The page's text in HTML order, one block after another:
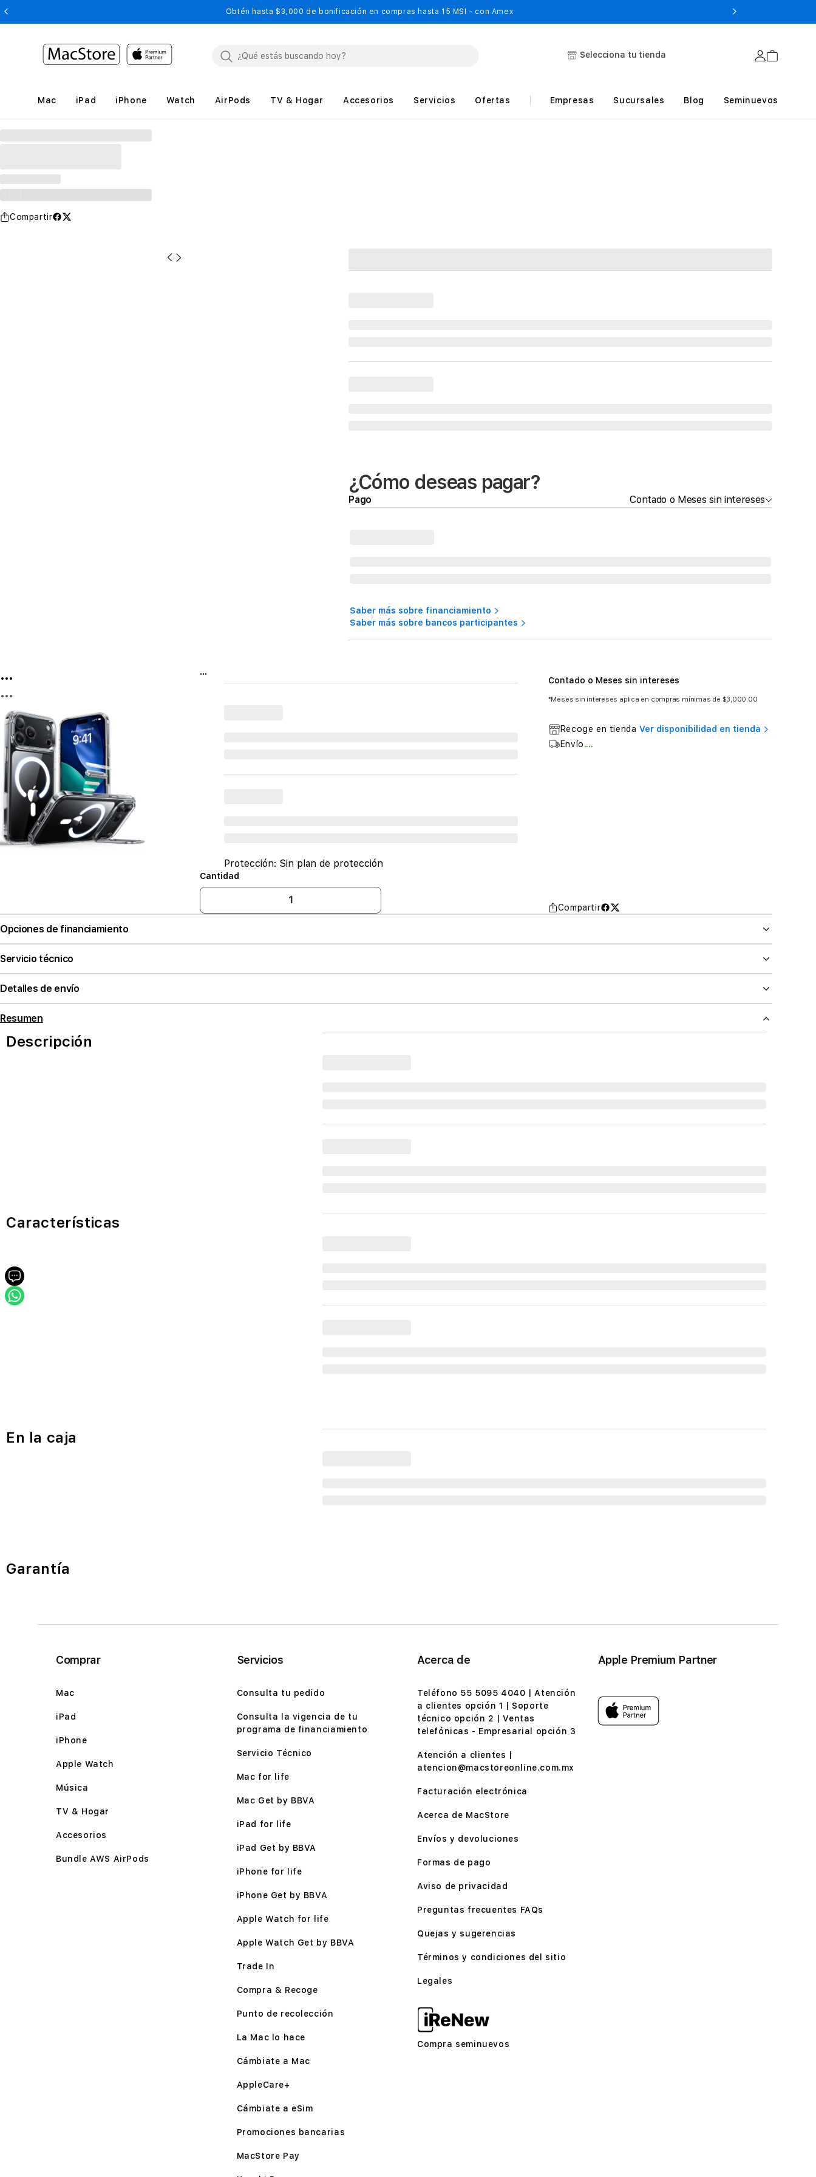
Obtén hasta $3,000 de bonificación en compras hasta 15 MSI - con Amex
Selecciona tu tienda
Mac iPad iPhone Watch AirPods TV & Hogar Accesorios Servicios Ofertas Empresas Sucursales Blog Seminuevos
Compartir
¿Cómo deseas pagar?
Pago Contado o Meses sin intereses
Saber más sobre financiamiento
Saber más sobre bancos participantes
...
...
...
Protección: Sin plan de protección
Cantidad
Contado o Meses sin intereses
*Meses sin intereses aplica en compras mínimas de $3,000.00
Recoge en tienda Ver disponibilidad en tienda
Envío....
Compartir
Opciones de financiamiento
Servicio técnico
Detalles de envío
Resumen
Descripción
Características
En la caja
Garantía
Comprar
Mac
iPad
iPhone
Apple Watch
Música
TV & Hogar
Accesorios
Bundle AWS AirPods
Servicios
Consulta tu pedido
Consulta la vigencia de tu
programa de financiamiento
Servicio Técnico
Mac for life
Mac Get by BBVA
iPad for life
iPad Get by BBVA
iPhone for life
iPhone Get by BBVA
Apple Watch for life
Apple Watch Get by BBVA
Trade In
Compra & Recoge
Punto de recolección
La Mac lo hace
Cámbiate a Mac
AppleCare+
Cámbiate a eSim
Promociones bancarias
MacStore Pay
Acerca de
Teléfono 55 5095 4040 | Atención
a clientes opción 1 | Soporte
técnico opción 2 | Ventas
telefónicas - Empresarial opción 3
Atención a clientes |
atencion@macstoreonline.com.mx
Facturación electrónica
Acerca de MacStore
Envíos y devoluciones
Formas de pago
Aviso de privacidad
Preguntas frecuentes FAQs
Quejas y sugerencias
Términos y condiciones del sitio
Legales
Compra seminuevos
Apple Premium Partner